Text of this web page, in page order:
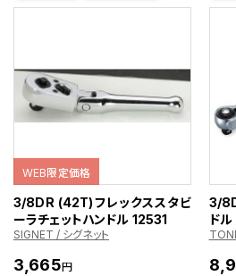
WEB限定価格
3/8DR (42T)フレックススタビ
ーラチェットハンドル 12531
SIGNET / シグネット
3,665円
3/
ド